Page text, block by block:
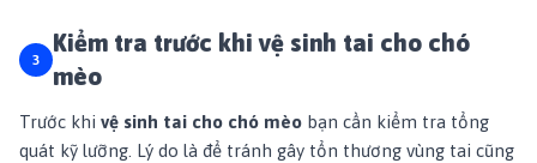
Kiểm tra trước khi vệ sinh tai cho chó
mèo
Trước khi vệ sinh tai cho chó mèo bạn cần kiểm tra tổng
quát kỹ lưỡng. Lý do là để tránh gây tổn thương vùng tai cũng